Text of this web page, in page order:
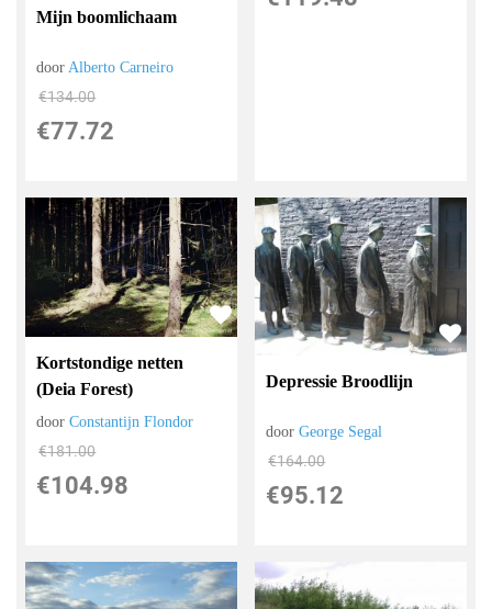
Mijn boomlichaam
door Alberto Carneiro
€134.00
€77.72
Kortstondige netten
(Deia Forest)
doorConstantijn Flondor
€181.00
€104.98
Depressie Broodlijn
doorGeorge Segal
€164.00
€95.12